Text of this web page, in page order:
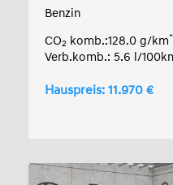
Benzin
CO2 komb.:128.0 g/km
Verb.komb.: 5.6 l/
Hauspreis: 11.970 €